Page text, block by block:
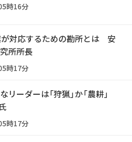
時16分
が対応するための勘所とは 安
所所長
時17分
ーダーは「狩猟」か「農耕」
時17分